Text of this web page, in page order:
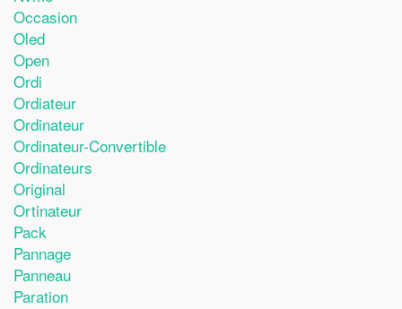
Occasion
Oled
Open
Ordi
Ordiateur
Ordinateur
Ordinateur-Convertible
Ordinateurs
Original
Ortinateur
Pack
Pannage
Panneau
Paration